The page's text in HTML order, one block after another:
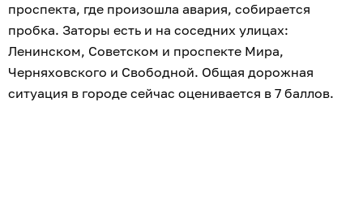
проспекта, где произошла авария, собирается
пробка. Заторы есть и на соседних улицах:
Ленинском, Советском и проспекте Мира,
Черняховского и Свободной. Общая дорожная
ситуация в городе сейчас оценивается в 7 баллов.